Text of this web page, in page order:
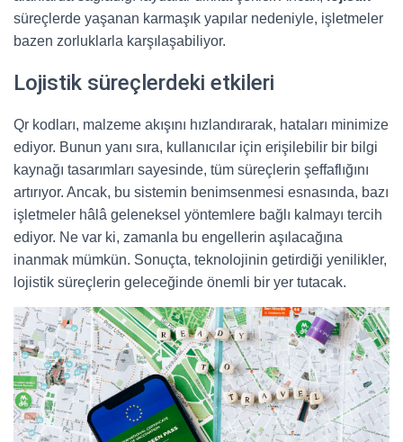
süreçlerde yaşanan karmaşık yapılar nedeniyle, işletmeler
bazen zorluklarla karşılaşabiliyor.
Lojistik süreçlerdeki etkileri
Qr kodları, malzeme akışını hızlandırarak, hataları minimize
ediyor. Bunun yanı sıra, kullanıcılar için erişilebilir bir bilgi
kaynağı tasarımları sayesinde, tüm süreçlerin şeffaflığını
artırıyor. Ancak, bu sistemin benimsenmesi esnasında, bazı
işletmeler hâlâ geleneksel yöntemlere bağlı kalmayı tercih
ediyor. Ne var ki, zamanla bu engellerin aşılacağına
inanmak mümkün. Sonuçta, teknolojinin getirdiği yenilikler,
lojistik süreçlerin geleceğinde önemli bir yer tutacak.